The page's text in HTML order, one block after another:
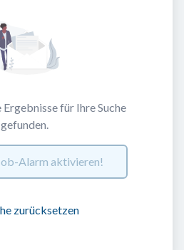
Ergebnisse für Ihre Suche
gefunden.
Alarm aktivieren!
zurücksetzen